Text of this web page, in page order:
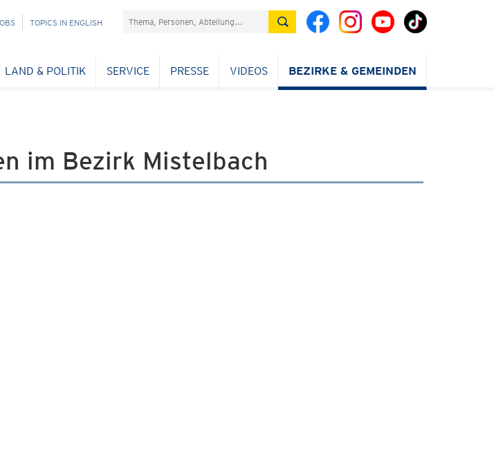
TOPICS IN ENGLISH Suchefeld
LAND & POLITIK SERVICE PRESSE VIDEOS BEZIRKE & GEMEINDEN
im Bezirk Mistelbach